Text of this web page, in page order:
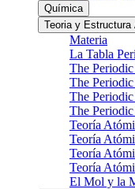
Química
Teoria y Estructura
Materia
La Tabla
The
The
The
The
Teoría
Teoría
Teoría
Teoría
El Mol y la